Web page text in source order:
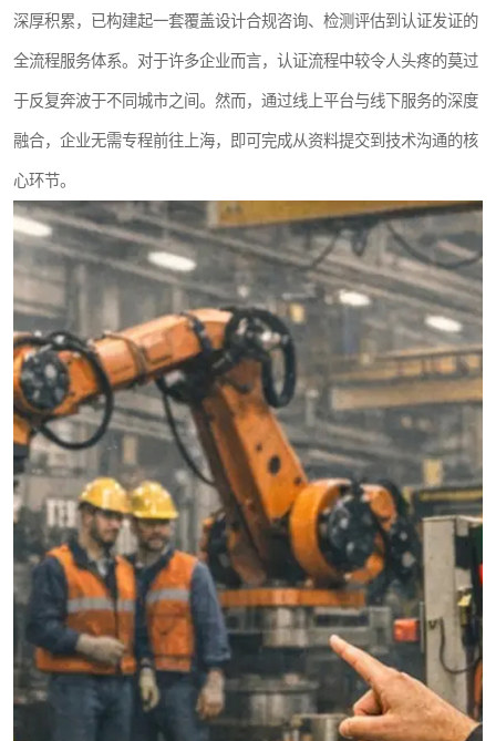
深厚积累，已构建起一套覆盖设计合规咨询、检测评估到认证发证的
全流程服务体系。对于许多企业而言，认证流程中较令人头疼的莫过
于反复奔波于不同城市之间。然而，通过线上平台与线下服务的深度
融合，企业无需专程前往上海，即可完成从资料提交到技术沟通的核
心环节。